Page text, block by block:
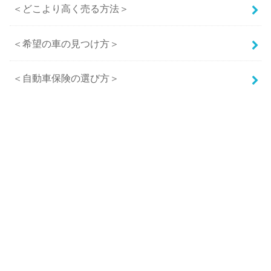
＜どこより高く売る方法＞
＜希望の車の見つけ方＞
＜自動車保険の選び方＞